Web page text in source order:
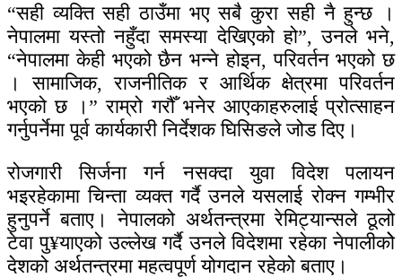
“सही व्यक्ति सही ठाउँमा भए सबै कुरा सही नै हुन्छ ।
नेपालमा यस्तो नहुँदा समस्या देखिएको हो”, उनले भने,
“नेपालमा केही भएको छैन भन्ने होइन, परिवर्तन भएको छ
। सामाजिक, राजनीतिक र आर्थिक क्षेत्रमा परिवर्तन
भएको छ ।” राम्रो गरौँ भनेर आएकाहरुलाई प्रोत्साहन
गर्नुपर्नेमा पूर्व कार्यकारी निर्देशक घिसिङले जोड दिए।
रोजगारी सिर्जना गर्न नसक्दा युवा विदेश पलायन
भइरहेकामा चिन्ता व्यक्त गर्दै उनले यसलाई रोक्न गम्भीर
हुनुपर्ने बताए। नेपालको अर्थतन्त्रमा रेमिट्यान्सले ठूलो
टेवा पु¥याएको उल्लेख गर्दै उनले विदेशमा रहेका नेपालीकोे
देशको अर्थतन्त्रमा महत्वपूर्ण योगदान रहेको बताए।